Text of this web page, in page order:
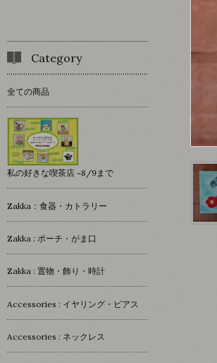
Category
全ての商品
私の好きな喫茶店 ~8/9まで
Zakka：食器・カトラリー
Zakka : ポーチ・がま口
Zakka : 置物・飾り・時計
Accessories : イヤリング・ピアス
Accessories : ネックレス